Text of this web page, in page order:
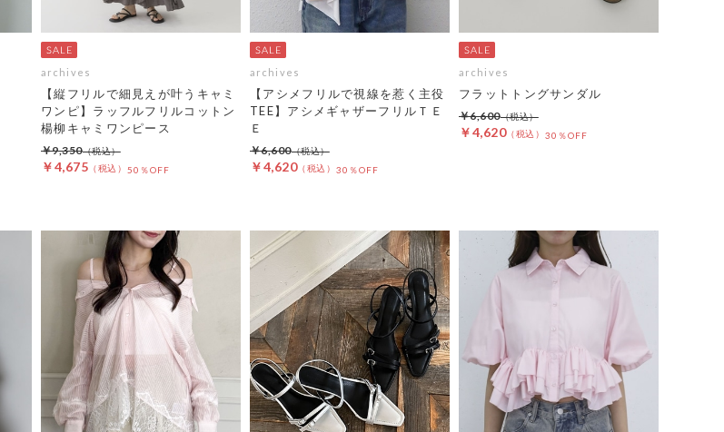
archives
【縦フリルで細見えが叶うキャミ
ワンピ】ラッフルフリルコットン
楊柳キャミワンピース
￥4,675 50％OFF
￥9,350
archives
【アシメフリルで視線を惹く主役
TEE】アシメギャザーフリルＴＥ
Ｅ
￥4,620 30％OFF
￥6,600
archives
フラットトングサンダル
￥4,620 30％OFF
￥6,600